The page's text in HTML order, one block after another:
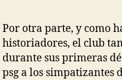
Por otra parte, y como
historiadores, el club
durante sus primeras
psg a los simpatizantes